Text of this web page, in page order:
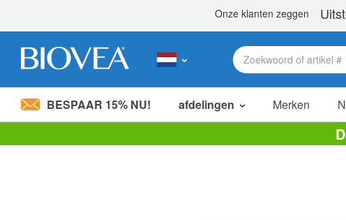
Let
BESPAAR 15% NU! afdelingen Merken